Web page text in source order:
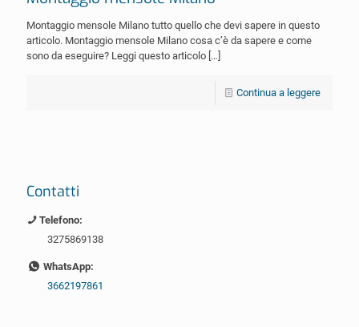
Montaggio mensole Milano tutto quello che devi sapere in questo
articolo. Montaggio mensole Milano cosa c’è da sapere e come
sono da eseguire? Leggi questo articolo […]
Continua a leggere
Contatti
Telefono:
3275869138
WhatsApp:
3662197861